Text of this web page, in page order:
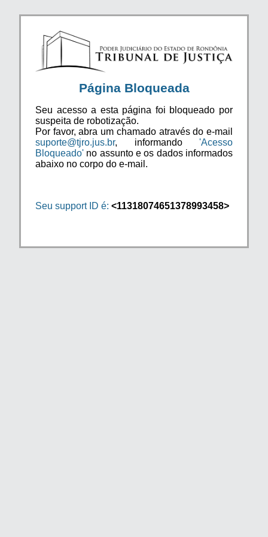
Página Bloqueada
Seu acesso a esta página foi bloqueado por
suspeita de robotização.
Por favor, abra um chamado através do e-mail
suporte@tjro.jus.br, informando 'Acesso
Bloqueado' no assunto e os dados informados
abaixo no corpo do e-mail.
Seu support ID é: <11318074651378993458>